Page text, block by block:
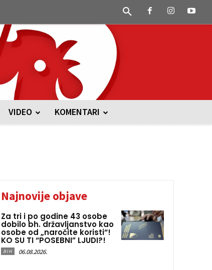
VIDEO KOMENTARI
Najnovije objave
Za tri i po godine 43 osobe
dobilo bh. državljanstvo kao
osobe od „naročite koristi“!
KO SU TI “POSEBNI” LJUDI?!
BIH 06.08.2026.